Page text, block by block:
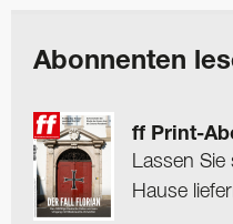
Abonnenten
ff Print-
Lassen Sie
Hause